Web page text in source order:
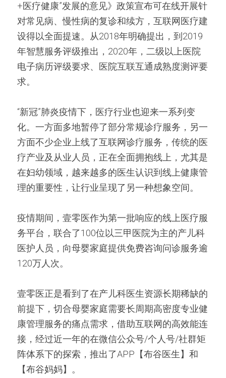
+医疗健康”发展的意见》政策宣布可在线开展针
对常见病、慢性病的复诊和续方，互联网医疗建
设得以全面提速。从2018年明确提出，到2019
年智慧服务评级推出，2020年，二级以上医院
电子病历评级要求、医院互联互通成熟度测评要
求。
“新冠”肺炎疫情下，医疗行业也迎来一系列变
化。一方面多地暂停了部分常规诊疗服务，另一
方面不少企业上线了互联网诊疗服务，传统的医
疗产业及从业人员，正在全面拥抱线上，尤其是
在妇幼领域，越来越多的医生认识到线上健康管
理的重要性，让行业呈现了另一种想象空间。
疫情期间，壹零医作为第一批响应的线上医疗服
务平台，联合了100位以三甲医院为主的产儿科
医护人员，向母婴家庭提供免费咨询问诊服务逾
120万人次。
壹零医正是看到了在产儿科医生资源长期稀缺的
前提下，切合母婴家庭需要长周期高密度专业健
康管理服务的痛点需求，借助互联网的高效能连
接，经过近一年的在微信公众号/个人号/社群矩
阵体系下的探索，推出了APP【布谷医生】和
【布谷妈妈】。